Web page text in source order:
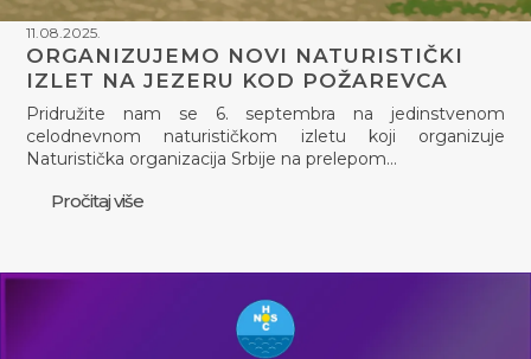
11.08.2025.
ORGANIZUJEMO NOVI NATURISTIČKI
IZLET NA JEZERU KOD POŽAREVCA
Pridružite nam se 6. septembra na jedinstvenom
celodnevnom naturističkom izletu koji organizuje
Naturistička organizacija Srbije na prelepom…
Pročitaj više